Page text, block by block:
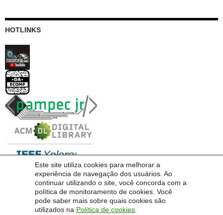
Este site utiliza cookies para melhorar a
experiência de navegação dos usuários. Ao
continuar utilizando o site, você concorda com a
política de monitoramento de cookies. Você
pode saber mais sobre quais cookies são
utilizados na Política de cookies
HOTLINKS